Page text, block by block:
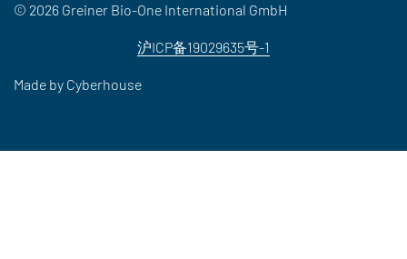
© 2026 Greiner Bio-One International GmbH
沪ICP备19029635号-1
Made by Cyberhouse